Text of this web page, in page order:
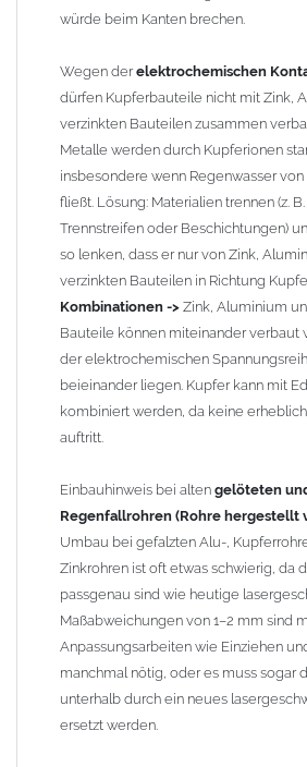
lasergeschweißte Rohre.
manchmal nötig, oder es muss sogar
unterhalb durch ein neues
werden.
Zusammenbau vonMetall-
Rohren: Der direkte Zusammenbau von
Kunststoffrohren ist aufgrund der
Wandstärken nur eingeschränkt
führen wir einige Adapter in unserem
stehen wir Ihnen gern zur Verfügung.
würde beim Kanten brechen.
Wegen derelektrochemischen
dürfen Kupferbauteile nicht mit Zink,
verzinkten Bauteilen zusammen
Metalle werden durch Kupferionen
insbesondere wenn Regenwasser
fließt. Lösung: Materialien trennen (z.
Trennstreifen oder Beschichtungen)
so lenken, dass er nur von Zink,
verzinkten Bauteilen in Richtung
Kombinationen -> Zink, Aluminium
Bauteile können miteinander verbaut
der elektrochemischen
beieinander liegen. Kupfer kann mit
kombiniert werden, da keine
auftritt.
Einbauhinweis bei alten gelöteten
Regenfallrohren (Rohre hergestellt
Umbau bei gefalzten Alu-,
Zinkrohren ist oft etwas schwierig, da
passgenau sind wie heutige
Maßabweichungen von 1–2 mm sind
Anpassungsarbeiten wie Einziehen
manchmal nötig, oder es muss sogar
unterhalb durch ein neues
ersetzt werden.